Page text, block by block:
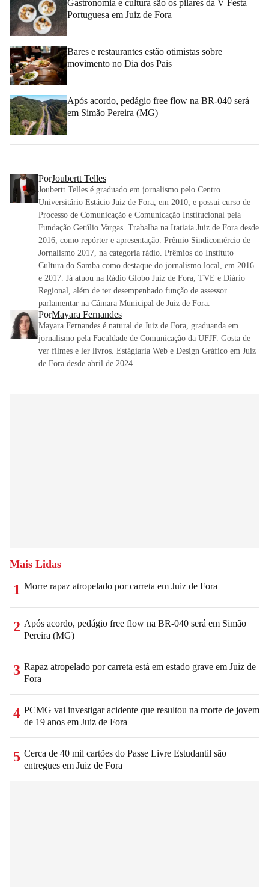
Gastronomia e cultura são os pilares da V Festa
Portuguesa em Juiz de Fora
Bares e restaurantes estão otimistas sobre
movimento no Dia dos Pais
Após acordo, pedágio free flow na BR-040 será
em Simão Pereira (MG)
PorJoubertt Telles
Joubertt Telles é graduado em jornalismo pelo Centro
Universitário Estácio Juiz de Fora, em 2010, e possui curso de
Processo de Comunicação e Comunicação Institucional pela
Fundação Getúlio Vargas. Trabalha na Itatiaia Juiz de Fora desde
2016, como repórter e apresentação. Prêmio Sindicomércio de
Jornalismo 2017, na categoria rádio. Prêmios do Instituto
Cultura do Samba como destaque do jornalismo local, em 2016
e 2017. Já atuou na Rádio Globo Juiz de Fora, TVE e Diário
Regional, além de ter desempenhado função de assessor
parlamentar na Câmara Municipal de Juiz de Fora.
PorMayara Fernandes
Mayara Fernandes é natural de Juiz de Fora, graduanda em
jornalismo pela Faculdade de Comunicação da UFJF. Gosta de
ver filmes e ler livros. Estágiaria Web e Design Gráfico em Juiz
de Fora desde abril de 2024.
Mais Lidas
1 Morre rapaz atropelado por carreta em Juiz de Fora
2 Após acordo, pedágio free flow na BR-040 será em Simão
Pereira (MG)
3 Rapaz atropelado por carreta está em estado grave em Juiz de
Fora
4 PCMG vai investigar acidente que resultou na morte de jovem
de 19 anos em Juiz de Fora
5 Cerca de 40 mil cartões do Passe Livre Estudantil são
entregues em Juiz de Fora